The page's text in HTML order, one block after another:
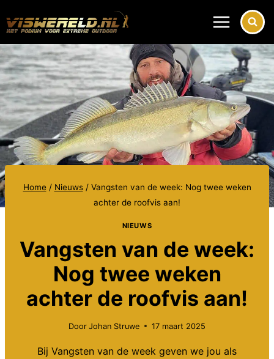
naar
Home / Nieuws / Vangsten van de week: Nog twee weken
achter de roofvis aan!
NIEUWS
Vangsten van de week:
Nog twee weken
achter de roofvis aan!
Door Johan Struwe 17 maart 2025
Bij Vangsten van de week geven we jou als